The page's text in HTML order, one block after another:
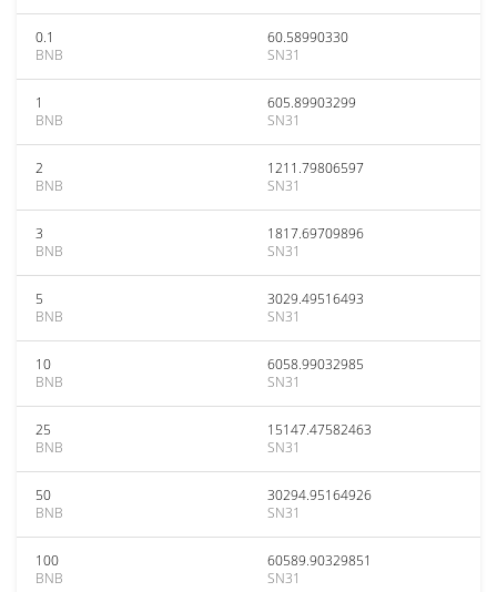
0.1
BNB
60.58990330
SN31
1
BNB
605.89903299
SN31
2
BNB
1211.79806597
SN31
3
BNB
1817.69709896
SN31
5
BNB
3029.49516493
SN31
10
BNB
6058.99032985
SN31
25
BNB
15147.47582463
SN31
50
BNB
30294.95164926
SN31
100
BNB
60589.90329851
SN31